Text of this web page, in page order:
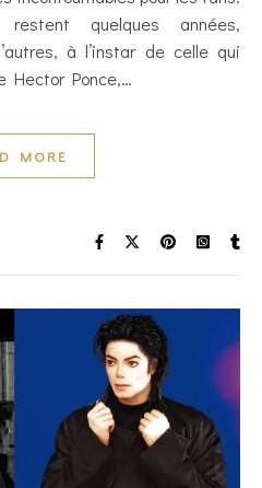
quelques années,
à l’instar de celle qui
Hector Ponce,…
MORE